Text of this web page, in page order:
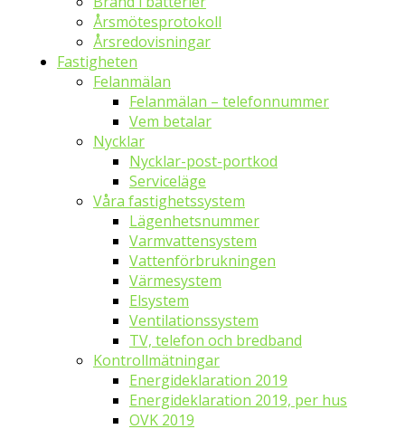
Årsmötesprotokoll
Årsredovisningar
Fastigheten
Felanmälan
Felanmälan – telefonnummer
Vem betalar
Nycklar
Nycklar-post-portkod
Serviceläge
Våra fastighetssystem
Lägenhetsnummer
Varmvattensystem
Vattenförbrukningen
Värmesystem
Elsystem
Ventilationssystem
TV, telefon och bredband
Kontrollmätningar
Energideklaration 2019
Energideklaration 2019, per hus
OVK 2019